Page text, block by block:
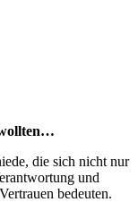
die sich nicht nur
und
bedeuten.